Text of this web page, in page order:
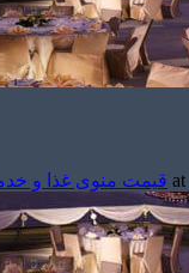
قیمت منوی غذا و